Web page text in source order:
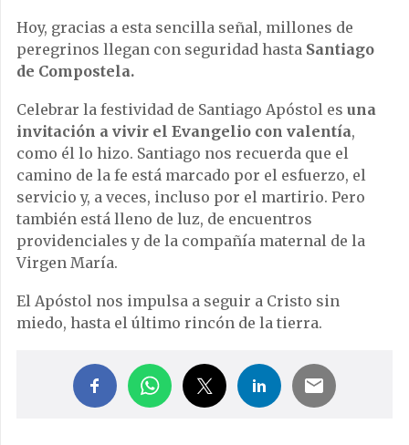
Hoy, gracias a esta sencilla señal, millones de
peregrinos llegan con seguridad hasta Santiago
de Compostela.
Celebrar la festividad de Santiago Apóstol es una
invitación a vivir el Evangelio con valentía,
como él lo hizo. Santiago nos recuerda que el
camino de la fe está marcado por el esfuerzo, el
servicio y, a veces, incluso por el martirio. Pero
también está lleno de luz, de encuentros
providenciales y de la compañía maternal de la
Virgen María.
El Apóstol nos impulsa a seguir a Cristo sin
miedo, hasta el último rincón de la tierra.